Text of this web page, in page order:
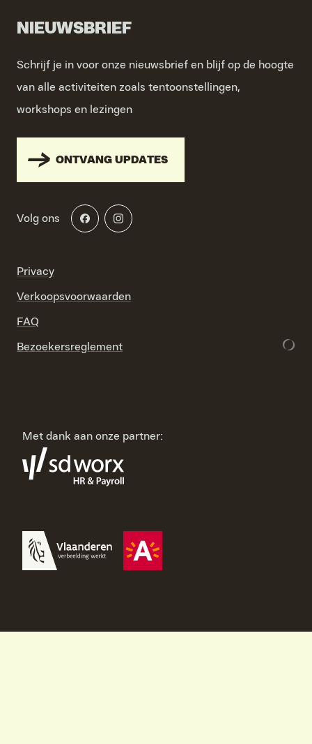
NIEUWSBRIEF
Schrijf je in voor onze nieuwsbrief en blijf op de hoogte
van alle activiteiten zoals tentoonstellingen,
workshops en lezingen
ONTVANG UPDATES
Volg ons
Privacy
Verkoopsvoorwaarden
FAQ
Bezoekersreglement
Met dank aan onze partner: